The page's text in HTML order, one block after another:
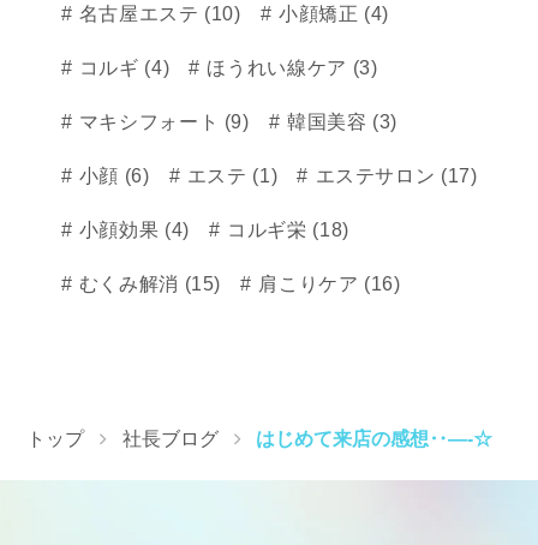
名古屋エステ (10) 小顔矯正 (4)
コルギ (4) ほうれい線ケア (3)
マキシフォート (9) 韓国美容 (3)
小顔 (6) エステ (1) エステサロン (17)
小顔効果 (4) コルギ栄 (18)
むくみ解消 (15) 肩こりケア (16)
トップ 社長ブログ はじめて来店の感想‥―-☆